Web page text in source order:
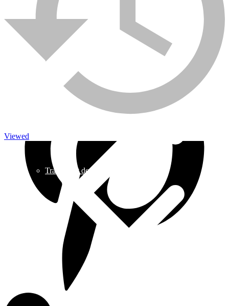
Traitement de l’eau
Caméra de surveillance
Viewed